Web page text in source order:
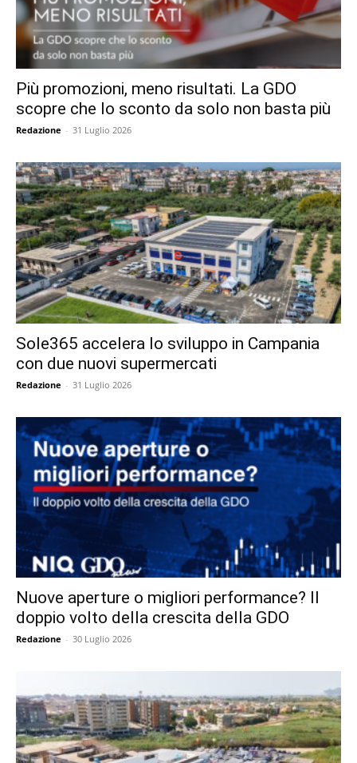
Più promozioni, meno risultati. La GDO
scopre che lo sconto da solo non basta più
Redazione - 31 Luglio 2026
Sole365 accelera lo sviluppo in Campania
con due nuovi supermercati
Redazione - 31 Luglio 2026
Nuove aperture o migliori performance? Il
doppio volto della crescita della GDO
Redazione - 30 Luglio 2026